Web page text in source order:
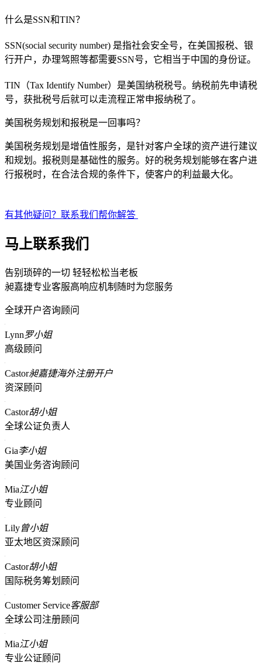
什么是SSN和TIN？
SSN(social security number) 是指社会安全号，在美国报税、银
行开户，办理驾照等都需要SSN号，它相当于中国的身份证。
TIN（Tax Identify Number）是美国纳税税号。纳税前先申请税
号，获批税号后就可以走流程正常申报纳税了。
美国税务规划和报税是一回事吗？
美国税务规划是增值性服务，是针对客户全球的资产进行建议
和规划。报税则是基础性的服务。好的税务规划能够在客户进
行报税时，在合法合规的条件下，使客户的利益最大化。
有其他疑问？联系我们帮你解答
马上联系我们
告别琐碎的一切 轻轻松松当老板
昶嘉捷专业客服高响应机制随时为您服务
全球开户咨询顾问
Lynn罗小姐
高级顾问
Castor昶嘉捷海外注册开户
资深顾问
Castor胡小姐
全球公证负责人
Gia李小姐
美国业务咨询顾问
Mia江小姐
专业顾问
Lily曾小姐
亚太地区资深顾问
Castor胡小姐
国际税务筹划顾问
Customer Service客服部
全球公司注册顾问
Mia江小姐
专业公证顾问